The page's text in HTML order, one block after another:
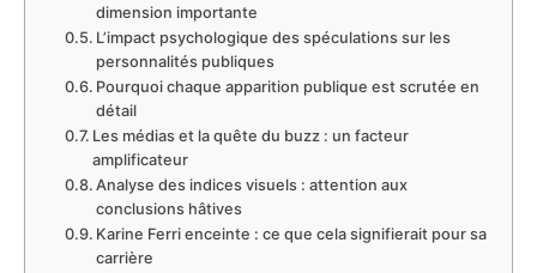
dimension importante
L’impact psychologique des spéculations sur les
personnalités publiques
Pourquoi chaque apparition publique est scrutée en
détail
Les médias et la quête du buzz : un facteur
amplificateur
Analyse des indices visuels : attention aux
conclusions hâtives
Karine Ferri enceinte : ce que cela signifierait pour sa
carrière